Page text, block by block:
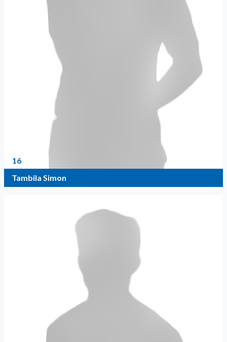
16
Tambila Simon